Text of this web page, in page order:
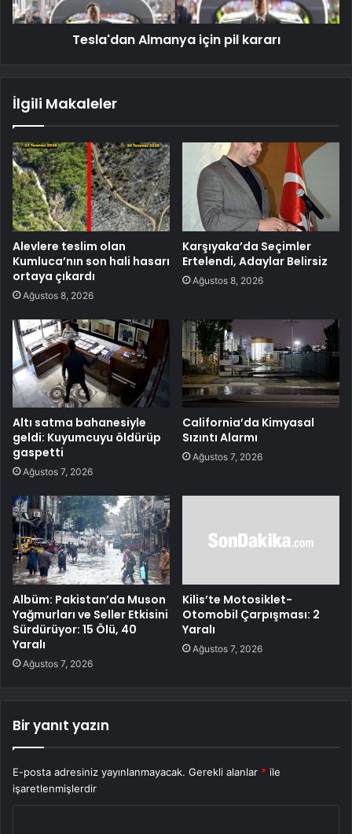
Tesla'dan Almanya için pil kararı
İlgili Makaleler
Alevlere teslim olan
Kumluca’nın son hali hasarı
ortaya çıkardı
Ağustos 8, 2026
Karşıyaka’da Seçimler
Ertelendi, Adaylar Belirsiz
Ağustos 8, 2026
Altı satma bahanesiyle
geldi: Kuyumcuyu öldürüp
gaspetti
Ağustos 7, 2026
California’da Kimyasal
Sızıntı Alarmı
Ağustos 7, 2026
Albüm: Pakistan’da Muson
Yağmurları ve Seller Etkisini
Sürdürüyor: 15 Ölü, 40
Yaralı
Ağustos 7, 2026
Kilis’te Motosiklet-
Otomobil Çarpışması: 2
Yaralı
Ağustos 7, 2026
Bir yanıt yazın
E-posta adresiniz yayınlanmayacak. Gerekli alanlar * ile
işaretlenmişlerdir